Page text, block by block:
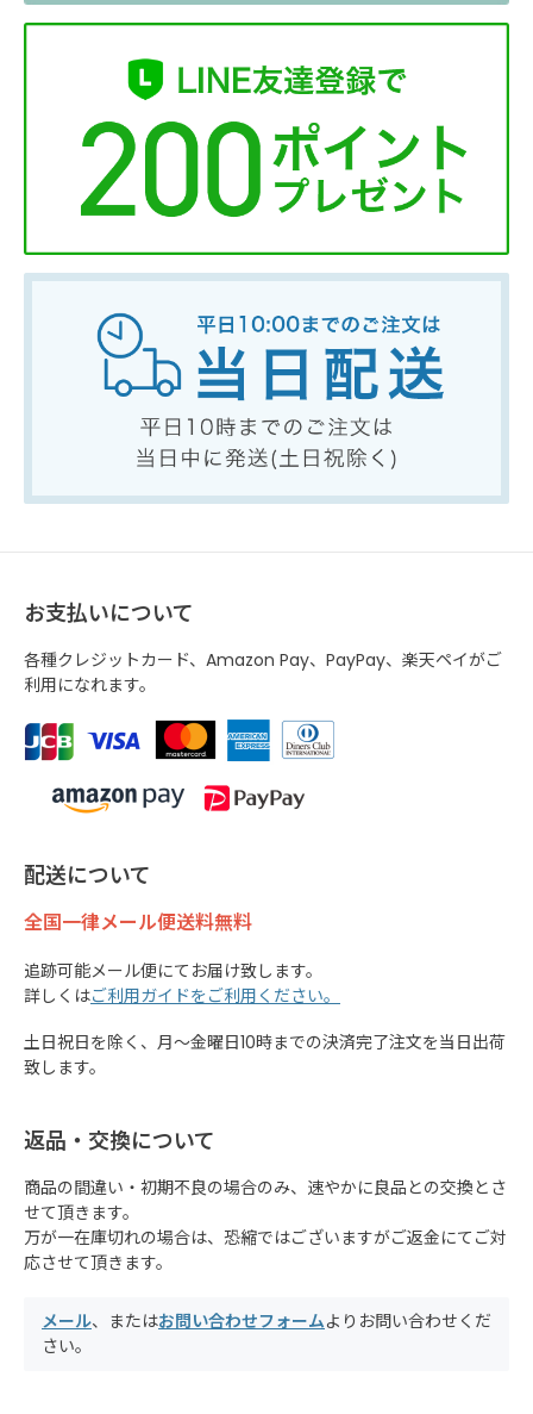
お支払いについて
各種クレジットカード、Amazon Pay、PayPay、楽天ペイがご
利用になれます。
配送について
全国一律メール便送料無料
追跡可能メール便にてお届け致します。
詳しくはご利用ガイドをご利用ください。
土日祝日を除く、月～金曜日10時までの決済完了注文を当日出荷
致します。
返品・交換について
商品の間違い・初期不良の場合のみ、速やかに良品との交換とさ
せて頂きます。
万が一在庫切れの場合は、恐縮ではございますがご返金にてご対
応させて頂きます。
メール、またはお問い合わせフォームよりお問い合わせくだ
さい。